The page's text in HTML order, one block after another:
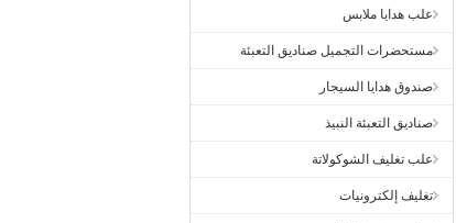
علب هدايا ملابس
مستحضرات التجميل صناديق التعبئة
صندوق هدايا السيجار
صناديق التعبئة النبيذ
علب تغليف الشوكولاتة
تغليف إلكترونيات